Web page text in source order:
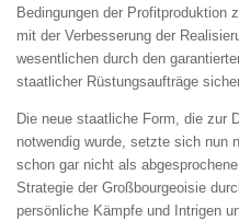
Bedingungen der Profitproduktion
mit der Verbesserung der
wesentlichen durch den
staatlicher Rüstungsaufträge
Die neue staatliche Form, die zur
notwendig wurde, setzte sich nun
schon gar nicht als
Strategie der Großbourgeoisie
persönliche Kämpfe und Intrigen